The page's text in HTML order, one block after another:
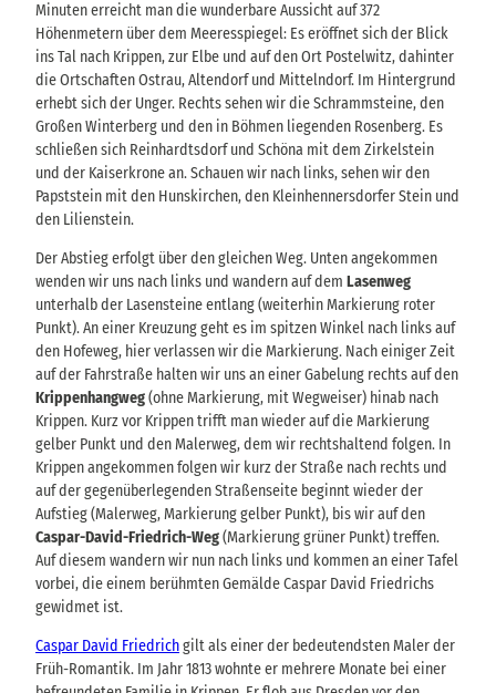
Minuten erreicht man die wunderbare Aussicht auf 372
Höhenmetern über dem Meeresspiegel: Es eröffnet sich der Blick
ins Tal nach Krippen, zur Elbe und auf den Ort Postelwitz, dahinter
die Ortschaften Ostrau, Altendorf und Mittelndorf. Im Hintergrund
erhebt sich der Unger. Rechts sehen wir die Schrammsteine, den
Großen Winterberg und den in Böhmen liegenden Rosenberg. Es
schließen sich Reinhardtsdorf und Schöna mit dem Zirkelstein
und der Kaiserkrone an. Schauen wir nach links, sehen wir den
Papststein mit den Hunskirchen, den Kleinhennersdorfer Stein und
den Lilienstein.
Der Abstieg erfolgt über den gleichen Weg. Unten angekommen
wenden wir uns nach links und wandern auf dem Lasenweg
unterhalb der Lasensteine entlang (weiterhin Markierung roter
Punkt). An einer Kreuzung geht es im spitzen Winkel nach links auf
den Hofeweg, hier verlassen wir die Markierung. Nach einiger Zeit
auf der Fahrstraße halten wir uns an einer Gabelung rechts auf den
Krippenhangweg(ohne Markierung, mit Wegweiser) hinab nach
Krippen. Kurz vor Krippen trifft man wieder auf die Markierung
gelber Punkt und den Malerweg, dem wir rechtshaltend folgen. In
Krippen angekommen folgen wir kurz der Straße nach rechts und
auf der gegenüberlegenden Straßenseite beginnt wieder der
Aufstieg (Malerweg, Markierung gelber Punkt), bis wir auf den
Caspar-David-Friedrich-Weg(Markierung grüner Punkt) treffen.
Auf diesem wandern wir nun nach links und kommen an einer Tafel
vorbei, die einem berühmten Gemälde Caspar David Friedrichs
gewidmet ist.
Caspar David Friedrichgilt als einer der bedeutendsten Maler der
Früh-Romantik. Im Jahr 1813 wohnte er mehrere Monate bei einer